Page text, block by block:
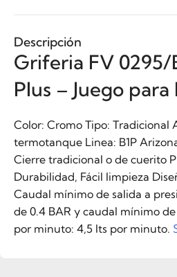
Descripción
Griferia FV 0295/
Plus – Juego
Color: Cromo Tipo: Tradicional
termotanque Linea: B1P
Cierre tradicional o de cuerito
Durabilidad, Fácil limpieza
Caudal mínimo de salida a
de 0.4 BAR y caudal mínimo
por minuto: 4,5 lts por minuto.